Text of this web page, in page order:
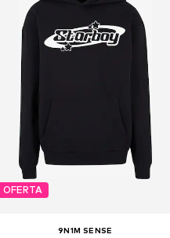
OFERTA
9N1M SENSE